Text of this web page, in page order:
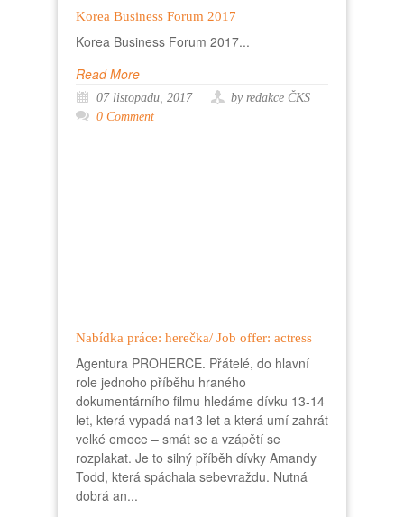
Korea Business Forum 2017
Korea Business Forum 2017...
Read More
07 listopadu, 2017
by redakce ČKS
0 Comment
Nabídka práce: herečka/ Job offer: actress
Agentura PROHERCE. Přátelé, do hlavní
role jednoho příběhu hraného
dokumentárního filmu hledáme dívku 13-14
let, která vypadá na13 let a která umí zahrát
velké emoce – smát se a vzápětí se
rozplakat. Je to silný příběh dívky Amandy
Todd, která spáchala sebevraždu. Nutná
dobrá an...